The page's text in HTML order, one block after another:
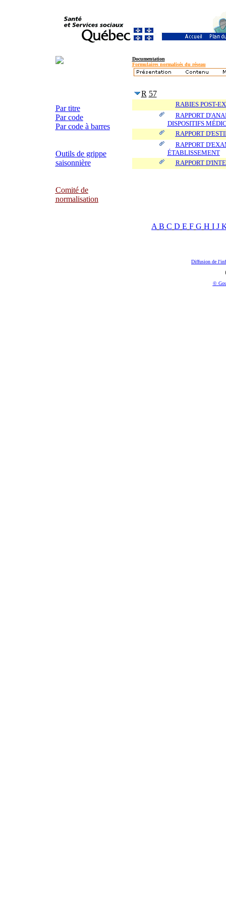
Documentation
Formulaires normalisés du réseau
Par titre
Par code
Par code à barres
Outils de grippe
saisonnière
Comité de
normalisation
R 57
RABIES POST-
RAPPORT
DISPOSITIFS
RAPPORT
RAPPORT
ÉTABLISSEMENT
RAPPORT
A B C D E F G H I J
Diffusion de
©